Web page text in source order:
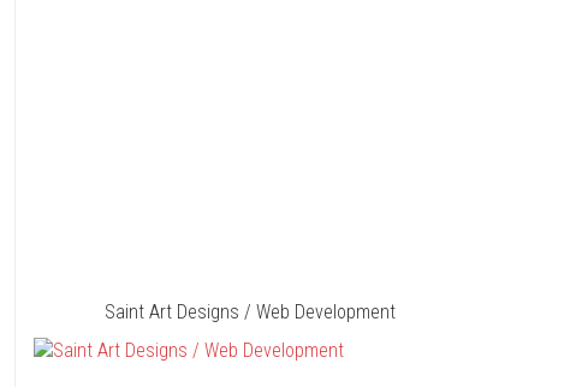
Saint Art Designs / Web Development